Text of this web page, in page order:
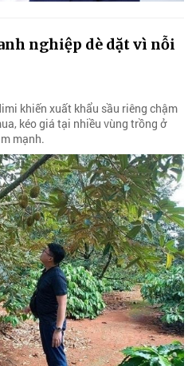
nghiệp dè dặt vì nỗi
khiến xuất khẩu sầu riêng chậm
kéo giá tại nhiều vùng trồng ở
mạnh.